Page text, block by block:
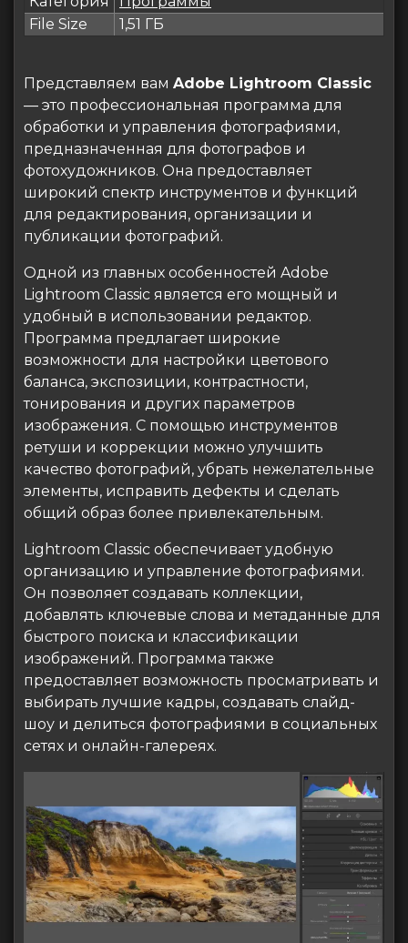
File Size
1,51 ГБ
Представляем вам Adobe Lightroom Classic
— это профессиональная программа для
обработки и управления фотографиями,
предназначенная для фотографов и
фотохудожников. Она предоставляет
широкий спектр инструментов и функций
для редактирования, организации и
публикации фотографий.
Одной из главных особенностей Adobe
Lightroom Classic является его мощный и
удобный в использовании редактор.
Программа предлагает широкие
возможности для настройки цветового
баланса, экспозиции, контрастности,
тонирования и других параметров
изображения. С помощью инструментов
ретуши и коррекции можно улучшить
качество фотографий, убрать нежелательные
элементы, исправить дефекты и сделать
общий образ более привлекательным.
Lightroom Classic обеспечивает удобную
организацию и управление фотографиями.
Он позволяет создавать коллекции,
добавлять ключевые слова и метаданные для
быстрого поиска и классификации
изображений. Программа также
предоставляет возможность просматривать и
выбирать лучшие кадры, создавать слайд-
шоу и делиться фотографиями в социальных
сетях и онлайн-галереях.